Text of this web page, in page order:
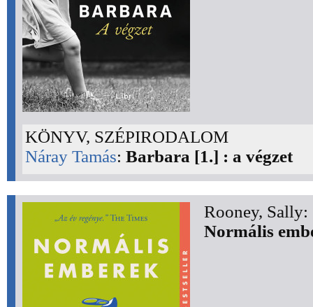
KÖNYV, SZÉPIRODALOM
Náray Tamás: Barbara [1.] : a végzet
Rooney, Sally:
Normális